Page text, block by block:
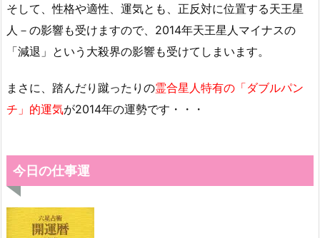
そして、性格や適性、運気とも、正反対に位置する天王星
人－の影響も受けますので、2014年天王星人マイナスの
「減退」という大殺界の影響も受けてしまいます。
まさに、踏んだり蹴ったりの霊合星人特有の「ダブルパン
チ」的運気が2014年の運勢です・・・
今日の仕事運